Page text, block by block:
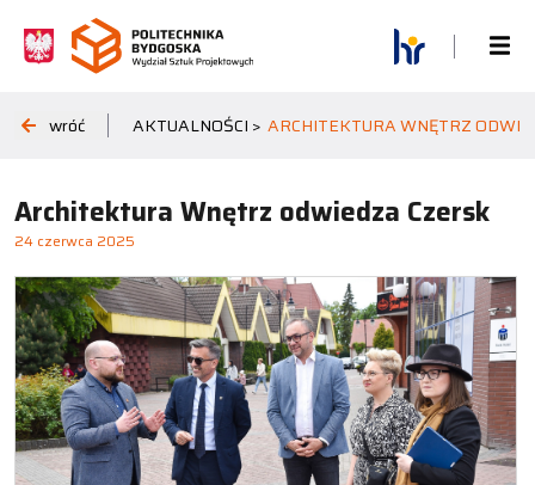
wróć AKTUALNOŚCI > ARCHITEKTURA WNĘTRZ
Architektura Wnętrz odwiedza Czersk
24 czerwca 2025